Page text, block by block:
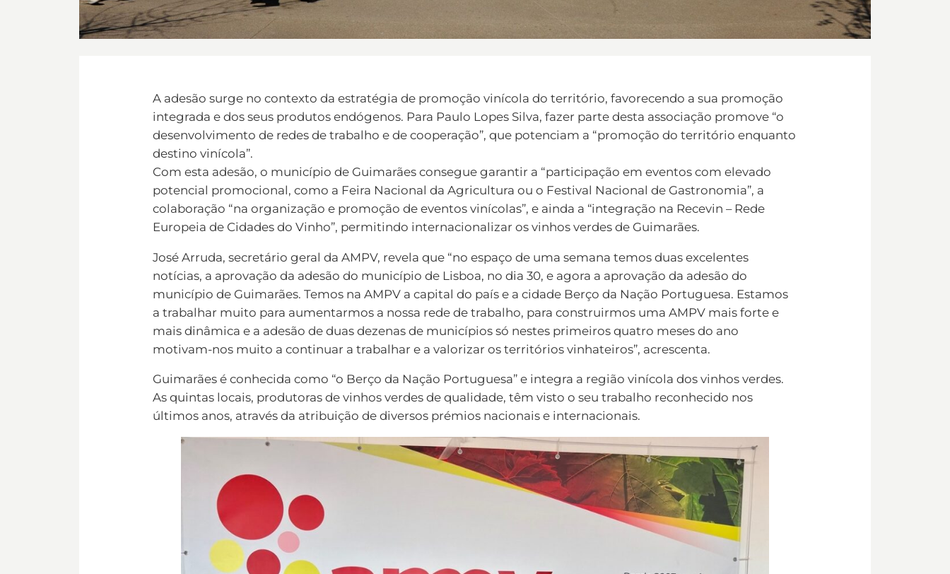
A adesão surge no contexto da estratégia de promoção vinícola do território, favorecendo a sua promoção
integrada e dos seus produtos endógenos. Para Paulo Lopes Silva, fazer parte desta associação promove “o
desenvolvimento de redes de trabalho e de cooperação”, que potenciam a “promoção do território enquanto
destino vinícola”.
Com esta adesão, o município de Guimarães consegue garantir a “participação em eventos com elevado
potencial promocional, como a Feira Nacional da Agricultura ou o Festival Nacional de Gastronomia”, a
colaboração “na organização e promoção de eventos vinícolas”, e ainda a “integração na Recevin – Rede
Europeia de Cidades do Vinho”, permitindo internacionalizar os vinhos verdes de Guimarães.
José Arruda, secretário geral da AMPV, revela que “no espaço de uma semana temos duas excelentes
notícias, a aprovação da adesão do município de Lisboa, no dia 30, e agora a aprovação da adesão do
município de Guimarães. Temos na AMPV a capital do país e a cidade Berço da Nação Portuguesa. Estamos
a trabalhar muito para aumentarmos a nossa rede de trabalho, para construirmos uma AMPV mais forte e
mais dinâmica e a adesão de duas dezenas de municípios só nestes primeiros quatro meses do ano
motivam-nos muito a continuar a trabalhar e a valorizar os territórios vinhateiros”, acrescenta.
Guimarães é conhecida como “o Berço da Nação Portuguesa” e integra a região vinícola dos vinhos verdes.
As quintas locais, produtoras de vinhos verdes de qualidade, têm visto o seu trabalho reconhecido nos
últimos anos, através da atribuição de diversos prémios nacionais e internacionais.